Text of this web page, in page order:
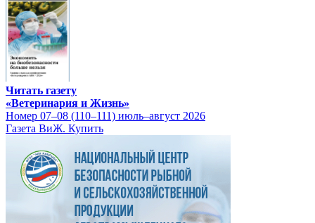
Читать газету
«Ветеринария и Жизнь»
Номер 07–08 (110–111) июль–август 2026
Газета ВиЖ. Купить